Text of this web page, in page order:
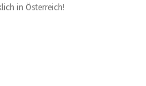
in Österreich!